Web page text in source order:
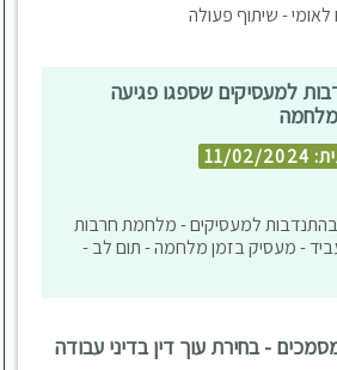
לאומי - שיתוף פעולה
למעסיקים שספגו פגיעה
בהתנדבות למעסיקים - מלחמת חרבות
- מעסיק בזמן מלחמה - תום לב -
- בחירת עוך דין בדיני עבודה